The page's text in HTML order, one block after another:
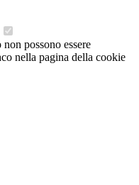
possono essere
nella pagina della cookie